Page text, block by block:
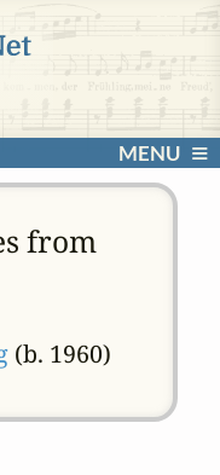
MENU
from
(b. 1960)